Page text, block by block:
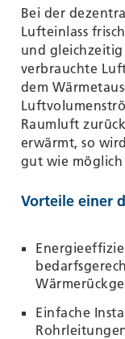
Bei der
Lufteinlass
und
verbrauchte
dem
Raumluft
erwärmt, so
gut wie
Vorteile einer
Einfache